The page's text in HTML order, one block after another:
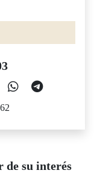
de su interés